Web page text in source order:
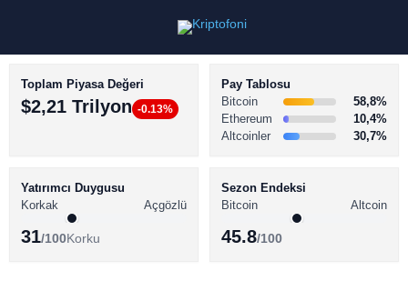
BİTCOİN HABERLERİ
ALTCOİN HABERLERİ
Toplam Piyasa Değeri
$2,21 Trilyon -0.13%
Pay Tablosu
Bitcoin
58,8%
Ethereum
10,4%
Altcoinler
30,7%
Yatırımcı Duygusu
Korkak
Açgözlü
31/100Korku
Sezon Endeksi
Bitcoin
Altcoin
45.8/100